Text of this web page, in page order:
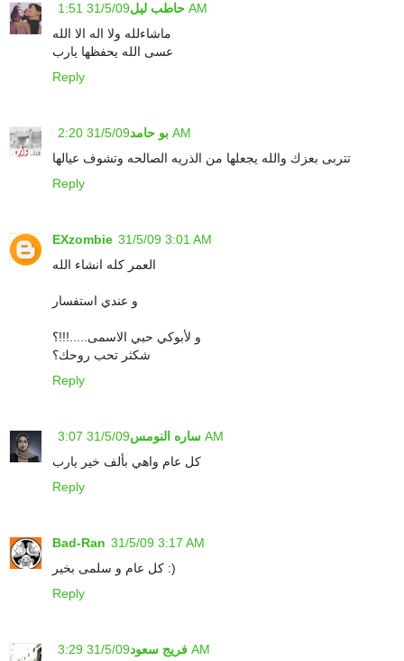
حاطب ليل 31/5/09 1:51 AM
ماشاءلله ولا اله الا الله
عسى الله يحفظها يارب
Reply
بو حامد 31/5/09 2:20 AM
تتربى بعزك والله يجعلها من الذريه الصالحه وتشوف عيالها
Reply
EXzombie 31/5/09 3:01 AM
العمر كله انشاء الله
و عندي استفسار
و لأبوكي حبي الاسمى.....!!!؟
شكثر تحب روحك؟
Reply
ساره النومس 31/5/09 3:07 AM
كل عام واهي بألف خير يارب
Reply
Bad-Ran 31/5/09 3:17 AM
كل عام و سلمى بخير :)
Reply
فريج سعود 31/5/09 3:29 AM